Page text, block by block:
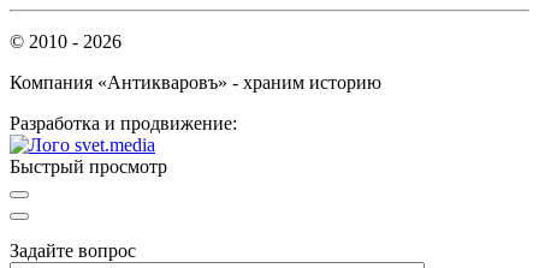
© 2010 - 2026
Компания «Антикваровъ» - храним историю
Разработка и продвижение:
Быстрый просмотр
Задайте вопрос